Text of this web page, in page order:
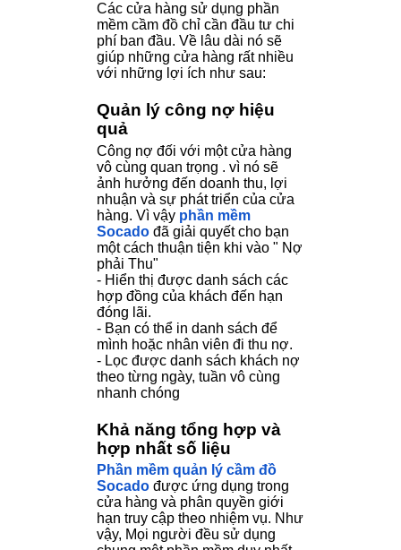
Các cửa hàng sử dụng phần
mềm cầm đồ chỉ cần đầu tư chi
phí ban đầu. Về lâu dài nó sẽ
giúp những cửa hàng rất nhiều
với những lợi ích như sau:
Quản lý công nợ hiệu
quả
Công nợ đối với một cửa hàng
vô cùng quan trọng . vì nó sẽ
ảnh hưởng đến doanh thu, lợi
nhuận và sự phát triển của cửa
hàng. Vì vậy phần mềm
Socado đã giải quyết cho bạn
một cách thuận tiện khi vào " Nợ
phải Thu"
- Hiển thị được danh sách các
hợp đồng của khách đến hạn
đóng lãi.
- Bạn có thể in danh sách để
mình hoặc nhân viên đi thu nợ.
- Lọc được danh sách khách nợ
theo từng ngày, tuần vô cùng
nhanh chóng
Khả năng tổng hợp và
hợp nhất số liệu
Phần mềm quản lý cầm đồ
Socado được ứng dụng trong
cửa hàng và phân quyền giới
hạn truy cập theo nhiệm vụ. Như
vậy, Mọi người đều sử dụng